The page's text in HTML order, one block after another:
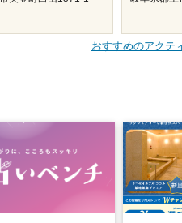
おすすめのアクテ